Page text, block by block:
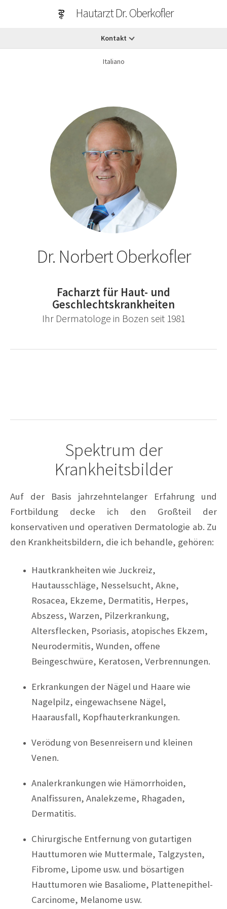
Hautarzt Dr. Oberkofler
Kontakt
Italiano
Dr. Norbert Oberkofler
Facharzt für Haut- und
Geschlechtskrankheiten
Ihr Dermatologe in Bozen seit 1981
Spektrum der
Krankheitsbilder
Auf der Basis jahrzehntelanger Erfahrung und
Fortbildung decke ich den Großteil der
konservativen und operativen Dermatologie ab. Zu
den Krankheitsbildern, die ich behandle, gehören:
Hautkrankheiten wie Juckreiz,
Hautausschläge, Nesselsucht, Akne,
Rosacea, Ekzeme, Dermatitis, Herpes,
Abszess, Warzen, Pilzerkrankung,
Altersflecken, Psoriasis, atopisches Ekzem,
Neurodermitis, Wunden, offene
Beingeschwüre, Keratosen, Verbrennungen.
Erkrankungen der Nägel und Haare wie
Nagelpilz, eingewachsene Nägel,
Haarausfall, Kopfhauterkrankungen.
Verödung von Besenreisern und kleinen
Venen.
Analerkrankungen wie Hämorrhoiden,
Analfissuren, Analekzeme, Rhagaden,
Dermatitis.
Chirurgische Entfernung von gutartigen
Hauttumoren wie Muttermale, Talgzysten,
Fibrome, Lipome usw. und bösartigen
Hauttumoren wie Basaliome, Plattenepithel-
Carcinome, Melanome usw.